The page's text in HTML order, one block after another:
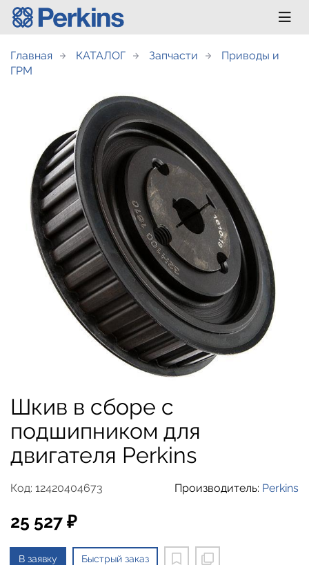
Главная КАТАЛОГ Запчасти
Приводы и
ГРМ
Шкив в сборе с
подшипником для
двигателя Perkins
Код: 12420404673 Производитель: Perkins
25 527 ₽
В заявку Быстрый заказ